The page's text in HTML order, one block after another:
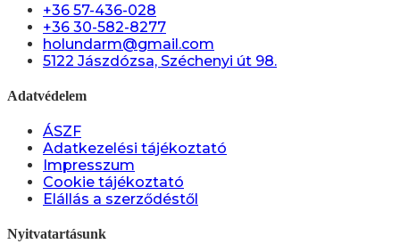
+36 57-436-028
+36 30-582-8277
holundarm@gmail.com
5122 Jászdózsa, Széchenyi út 98.
Adatvédelem
ÁSZF
Adatkezelési tájékoztató
Impresszum
Cookie tájékoztató
Elállás a szerződéstől
Nyitvatartásunk